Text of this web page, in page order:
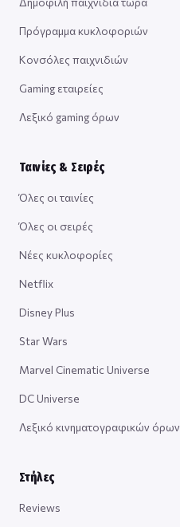
Πρόγραμμα κυκλοφοριών
Κονσόλες παιχνιδιών
Gaming εταιρείες
Λεξικό gaming όρων
Ταινίες & Σειρές
Όλες οι ταινίες
Όλες οι σειρές
Νέες κυκλοφορίες
Netflix
Disney Plus
Star Wars
Marvel Cinematic Universe
DC Universe
Λεξικό κινηματογραφικών όρων
Στήλες
Reviews